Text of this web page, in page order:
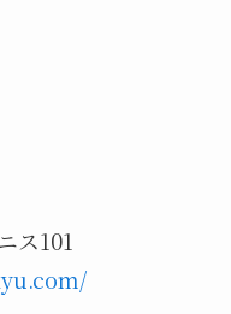
ス101